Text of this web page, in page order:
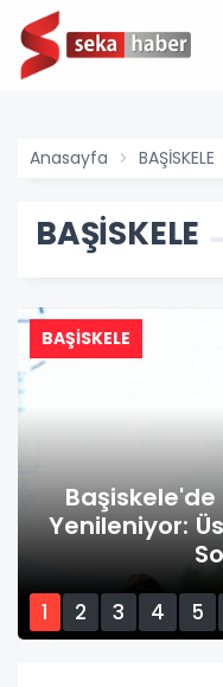
Anasayfa BAŞİSKELE
BAŞİSKELE
BAŞİSKELE
Yenileniyor:
1 2 3 4 5